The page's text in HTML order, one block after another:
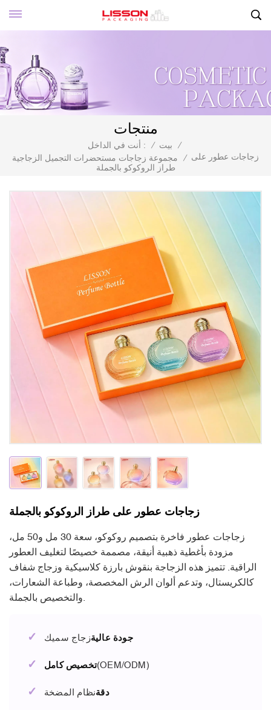
منتجات
أنت في الداخل : / بيت
/
مجموعة زجاجات مستحضرات التجميل الزجاجية
/
زجاجات عطور على
طراز الروكوكو بالجملة
زجاجات عطور على طراز الروكوكو بالجملة
زجاجات عطور فاخرة بتصميم روكوكو، سعة 30 مل و50 مل،
مزودة بأغطية ذهبية أنيقة، مصممة خصيصًا لتغليف العطور
الراقية. تتميز هذه الزجاجة بنقوش بارزة كلاسيكية وزجاج شفاف
كالكريستال، وتدعم ألوان الرش المخصصة، وطباعة الشعارات،
✓ جودة عاليةزجاج سميك
✓ تخصيص كامل(OEM/ODM)
✓ دقةنظام المضخة